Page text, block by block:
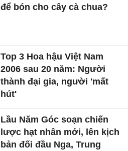
để bón cho cây cà chua?
Top 3 Hoa hậu Việt Nam
2006 sau 20 năm: Người
thành đại gia, người 'mất
hút'
Lầu Năm Góc soạn chiến
lược hạt nhân mới, lên kịch
bản đối đầu Nga, Trung